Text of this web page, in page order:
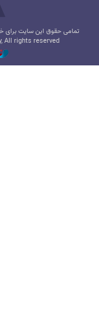
تمامی حقوق این سایت برای
All rights reserved